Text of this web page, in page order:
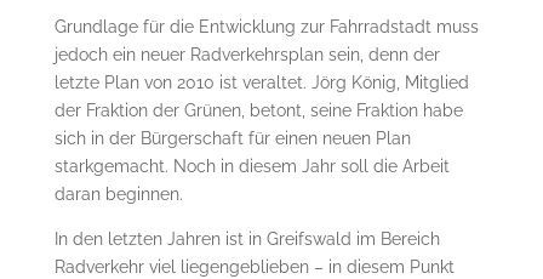
Grundlage für die Entwicklung zur Fahrradstadt muss
jedoch ein neuer Radverkehrsplan sein, denn der
letzte Plan von 2010 ist veraltet. Jörg König, Mitglied
der Fraktion der Grünen, betont, seine Fraktion habe
sich in der Bürgerschaft für einen neuen Plan
starkgemacht. Noch in diesem Jahr soll die Arbeit
daran beginnen.
In den letzten Jahren ist in Greifswald im Bereich
Radverkehr viel liegengeblieben – in diesem Punkt